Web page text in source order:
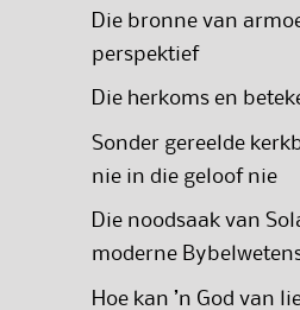
Die bronne van
perspektief
Die herkoms en
Sonder gereelde
nie in die geloof nie
Die noodsaak van
moderne
Hoe kan ’n God van